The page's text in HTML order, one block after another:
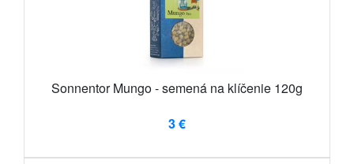
Sonnentor Mungo - semená na klíčenie 120g
3 €